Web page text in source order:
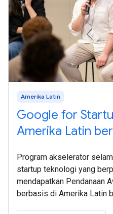
Amerika Latin
Google for
Amerika Latin
Program akselerator
startup teknologi yang
mendapatkan Pendanaan
berbasis di Amerika Latin